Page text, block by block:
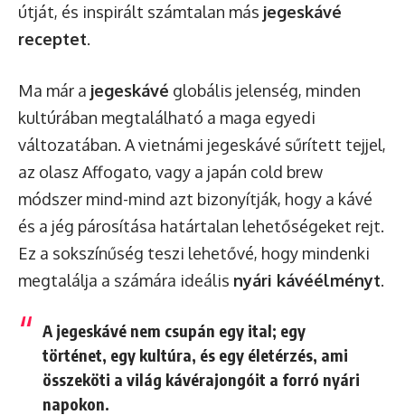
útját, és inspirált számtalan más jegeskávé
receptet.
Ma már a jegeskávé globális jelenség, minden
kultúrában megtalálható a maga egyedi
változatában. A vietnámi jegeskávé sűrített tejjel,
az olasz Affogato, vagy a japán cold brew
módszer mind-mind azt bizonyítják, hogy a kávé
és a jég párosítása határtalan lehetőségeket rejt.
Ez a sokszínűség teszi lehetővé, hogy mindenki
megtalálja a számára ideális nyári kávéélményt.
A jegeskávé nem csupán egy ital; egy
történet, egy kultúra, és egy életérzés, ami
összeköti a világ kávérajongóit a forró nyári
napokon.